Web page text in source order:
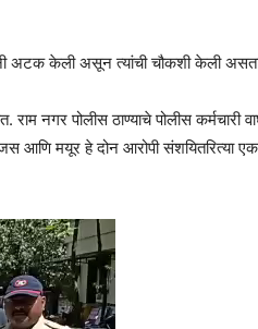
अटक केली असून त्यांची चौकशी केली
नगर पोलीस ठाण्याचे पोलीस कर्मचारी
आणि मयूर हे दोन आरोपी